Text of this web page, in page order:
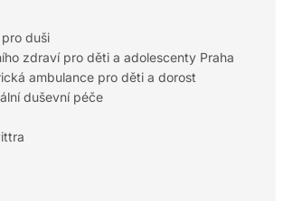
duši
zdraví pro děti a adolescenty Praha
ambulance pro děti a dorost
duševní péče